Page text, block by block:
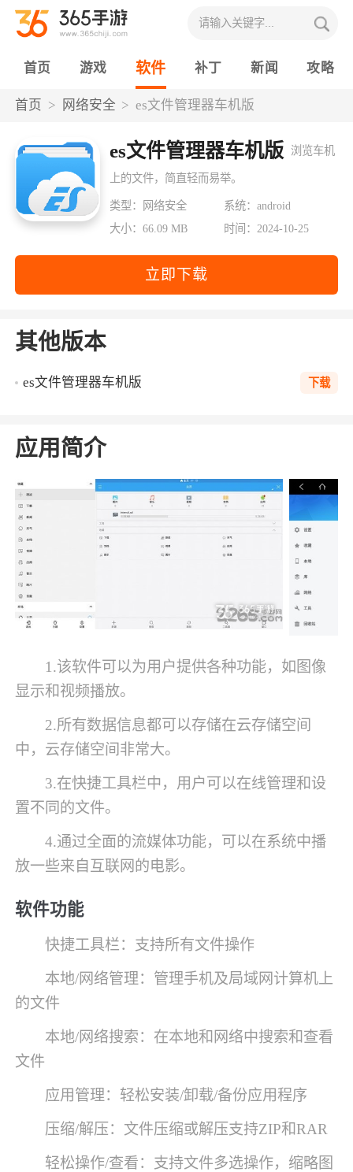
首页 游戏 软件 补丁 新闻 攻略
首页 网络安全 es文件管理器车机版
es文件管理器车机版 浏览车机
上的文件，简直轻而易举。
类型：网络安全
系统：android
大小：66.09 MB
时间：2024-10-25
立即下载
其他版本
es文件管理器车机版 下载
应用简介
1.该软件可以为用户提供各种功能，如图像
显示和视频播放。
2.所有数据信息都可以存储在云存储空间
中，云存储空间非常大。
3.在快捷工具栏中，用户可以在线管理和设
置不同的文件。
4.通过全面的流媒体功能，可以在系统中播
放一些来自互联网的电影。
软件功能
快捷工具栏：支持所有文件操作
本地/网络管理：管理手机及局域网计算机上
的文件
本地/网络搜索：在本地和网络中搜索和查看
文件
应用管理：轻松安装/卸载/备份应用程序
压缩/解压：文件压缩或解压支持ZIP和RAR
轻松操作/查看：支持文件多选操作，缩略图